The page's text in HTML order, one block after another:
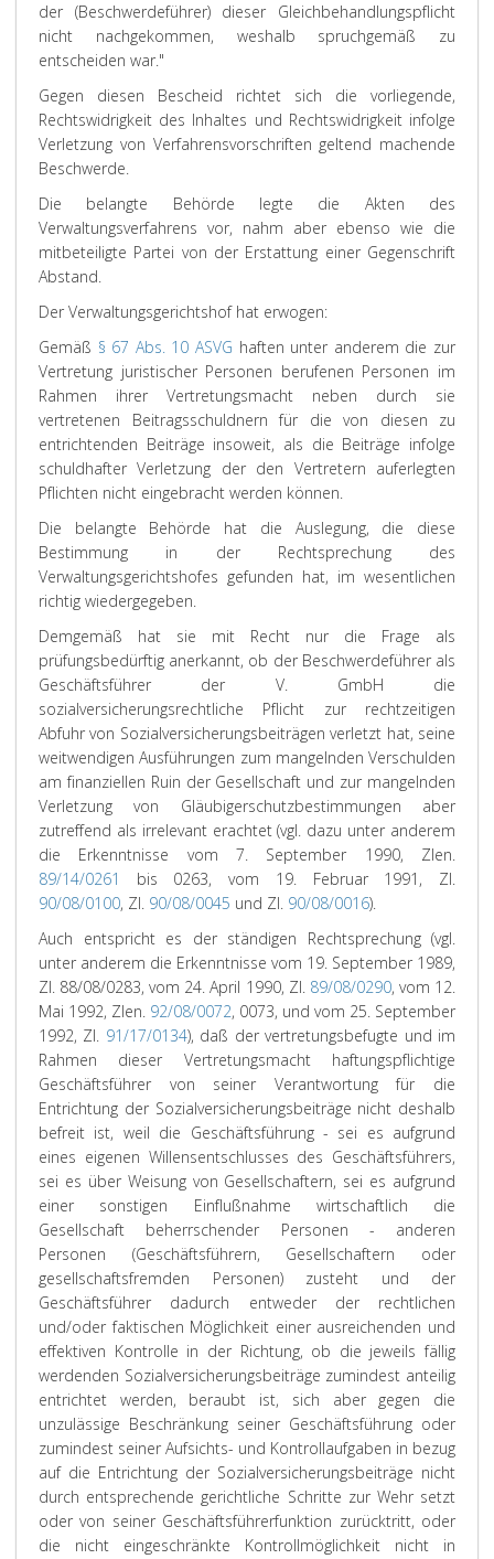
der (Beschwerdeführer) dieser Gleichbehandlungspflicht
nicht nachgekommen, weshalb spruchgemäß zu
entscheiden war."
Gegen diesen Bescheid richtet sich die vorliegende,
Rechtswidrigkeit des Inhaltes und Rechtswidrigkeit infolge
Verletzung von Verfahrensvorschriften geltend machende
Beschwerde.
Die belangte Behörde legte die Akten des
Verwaltungsverfahrens vor, nahm aber ebenso wie die
mitbeteiligte Partei von der Erstattung einer Gegenschrift
Abstand.
Der Verwaltungsgerichtshof hat erwogen:
Gemäß § 67 Abs. 10 ASVG haften unter anderem die zur
Vertretung juristischer Personen berufenen Personen im
Rahmen ihrer Vertretungsmacht neben durch sie
vertretenen Beitragsschuldnern für die von diesen zu
entrichtenden Beiträge insoweit, als die Beiträge infolge
schuldhafter Verletzung der den Vertretern auferlegten
Pflichten nicht eingebracht werden können.
Die belangte Behörde hat die Auslegung, die diese
Bestimmung in der Rechtsprechung des
Verwaltungsgerichtshofes gefunden hat, im wesentlichen
richtig wiedergegeben.
Demgemäß hat sie mit Recht nur die Frage als
prüfungsbedürftig anerkannt, ob der Beschwerdeführer als
Geschäftsführer der V. GmbH die
sozialversicherungsrechtliche Pflicht zur rechtzeitigen
Abfuhr von Sozialversicherungsbeiträgen verletzt hat, seine
weitwendigen Ausführungen zum mangelnden Verschulden
am finanziellen Ruin der Gesellschaft und zur mangelnden
Verletzung von Gläubigerschutzbestimmungen aber
zutreffend als irrelevant erachtet (vgl. dazu unter anderem
die Erkenntnisse vom 7. September 1990, Zlen.
89/14/0261
bis 0263, vom 19. Februar 1991, Zl.
90/08/0100, Zl. 90/08/0045 und Zl. 90/08/0016).
Auch entspricht es der ständigen Rechtsprechung (vgl.
unter anderem die Erkenntnisse vom 19. September 1989,
Zl. 88/08/0283, vom 24. April 1990, Zl. 89/08/0290, vom 12.
Mai 1992, Zlen. 92/08/0072, 0073, und vom 25. September
1992, Zl. 91/17/0134), daß der vertretungsbefugte und im
Rahmen dieser Vertretungsmacht haftungspflichtige
Geschäftsführer von seiner Verantwortung für die
Entrichtung der Sozialversicherungsbeiträge nicht deshalb
befreit ist, weil die Geschäftsführung - sei es aufgrund
eines eigenen Willensentschlusses des Geschäftsführers,
sei es über Weisung von Gesellschaftern, sei es aufgrund
einer sonstigen Einflußnahme wirtschaftlich die
Gesellschaft beherrschender Personen - anderen
Personen (Geschäftsführern, Gesellschaftern oder
gesellschaftsfremden Personen) zusteht und der
Geschäftsführer dadurch entweder der rechtlichen
und/oder faktischen Möglichkeit einer ausreichenden und
effektiven Kontrolle in der Richtung, ob die jeweils fällig
werdenden Sozialversicherungsbeiträge zumindest anteilig
entrichtet werden, beraubt ist, sich aber gegen die
unzulässige Beschränkung seiner Geschäftsführung oder
zumindest seiner Aufsichts- und Kontrollaufgaben in bezug
auf die Entrichtung der Sozialversicherungsbeiträge nicht
durch entsprechende gerichtliche Schritte zur Wehr setzt
oder von seiner Geschäftsführerfunktion zurücktritt, oder
die nicht eingeschränkte Kontrollmöglichkeit nicht in